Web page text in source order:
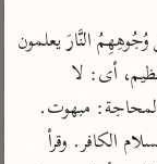
تفسير السعدي
أيسر التفاسير
القرآن – تدبر وعمل
تفسير ابن عثيمين